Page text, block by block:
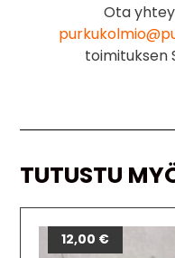
Ota
toimituksen
TUTUSTU
12,00 €